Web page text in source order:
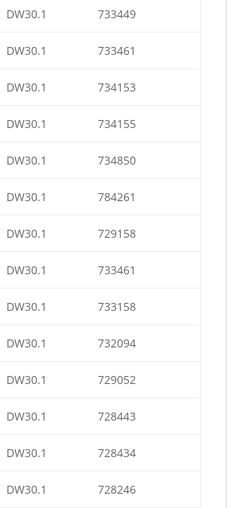
DW30.1 733449
DW30.1 733461
DW30.1 734153
DW30.1 734155
DW30.1 734850
DW30.1 784261
DW30.1 729158
DW30.1 733461
DW30.1 733158
DW30.1 732094
DW30.1 729052
DW30.1 728443
DW30.1 728434
DW30.1 728246